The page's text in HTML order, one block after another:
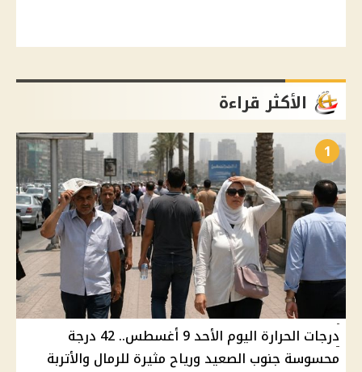
الأكثر قراءة
1
درجات الحرارة اليوم الأحد 9 أغسطس.. 42 درجة
محسوسة جنوب الصعيد ورياح مثيرة للرمال والأتربة